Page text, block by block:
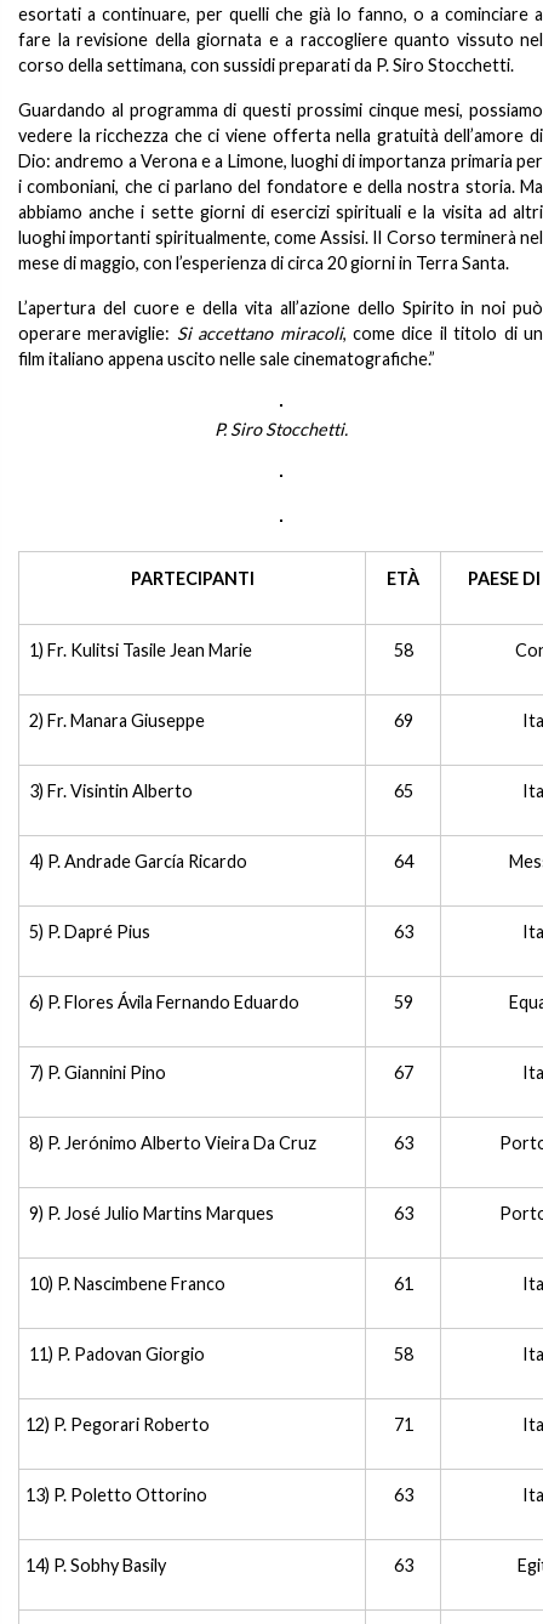
esortati a continuare, per quelli che già lo fanno, o a cominciare a
fare la revisione della giornata e a raccogliere quanto vissuto nel
corso della settimana, con sussidi preparati da P. Siro Stocchetti.
Guardando al programma di questi prossimi cinque mesi, possiamo
vedere la ricchezza che ci viene offerta nella gratuità dell’amore di
Dio: andremo a Verona e a Limone, luoghi di importanza primaria per
i comboniani, che ci parlano del fondatore e della nostra storia. Ma
abbiamo anche i sette giorni di esercizi spirituali e la visita ad altri
luoghi importanti spiritualmente, come Assisi. Il Corso terminerà nel
mese di maggio, con l’esperienza di circa 20 giorni in Terra Santa.
L’apertura del cuore e della vita all’azione dello Spirito in noi può
operare meraviglie: Si accettano miracoli, come dice il titolo di un
film italiano appena uscito nelle sale cinematografiche.”
P. Siro Stocchetti.
PARTECIPANTI ETÀ PAESE
1) Fr. Kulitsi Tasile Jean Marie 58
2) Fr. Manara Giuseppe 69
3) Fr. Visintin Alberto 65
4) P. Andrade García Ricardo 64
5) P. Dapré Pius 63
6) P. Flores Ávila Fernando Eduardo 59
7) P. Giannini Pino 67
8) P. Jerónimo Alberto Vieira Da Cruz 63
9) P. José Julio Martins Marques 63
10) P. Nascimbene Franco 61
11) P. Padovan Giorgio 58
12) P. Pegorari Roberto 71
13) P. Poletto Ottorino 63
14) P. Sobhy Basily 63